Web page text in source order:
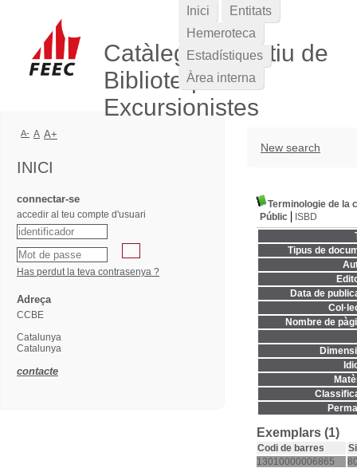
Catàleg Col·lectiu de
Biblioteques
Excursionistes
New search
Terminologie de la
Públic
ISBD
Tipus de
Data de
Nombre de
Exemplars (1)
Codi de barres
13010000006865
Inici
Entitats
Hemeroteca
Estadístiques
Àrea interna
A- A A+
INICI
connectar-se
accedir al teu compte d'usuari
Has perdut la teva contrasenya ?
Adreça
CCBE
Catalunya
Catalunya
contacte